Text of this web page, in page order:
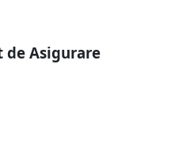
de Asigurare